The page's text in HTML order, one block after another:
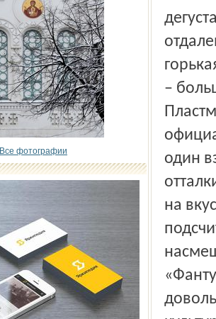
Все фотографии
–
один
на